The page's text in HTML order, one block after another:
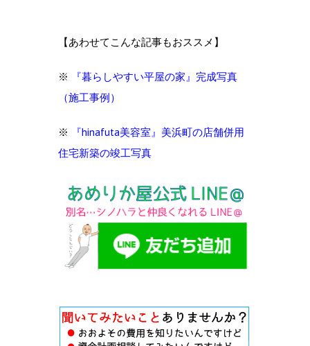
【あわせてこんな記事もおススメ】
※
『暮らしやすい平屋の家』完成写真
（施工事例）
※
『hinafuta美容室』美浜町の店舗併用
住宅新築の竣工写真